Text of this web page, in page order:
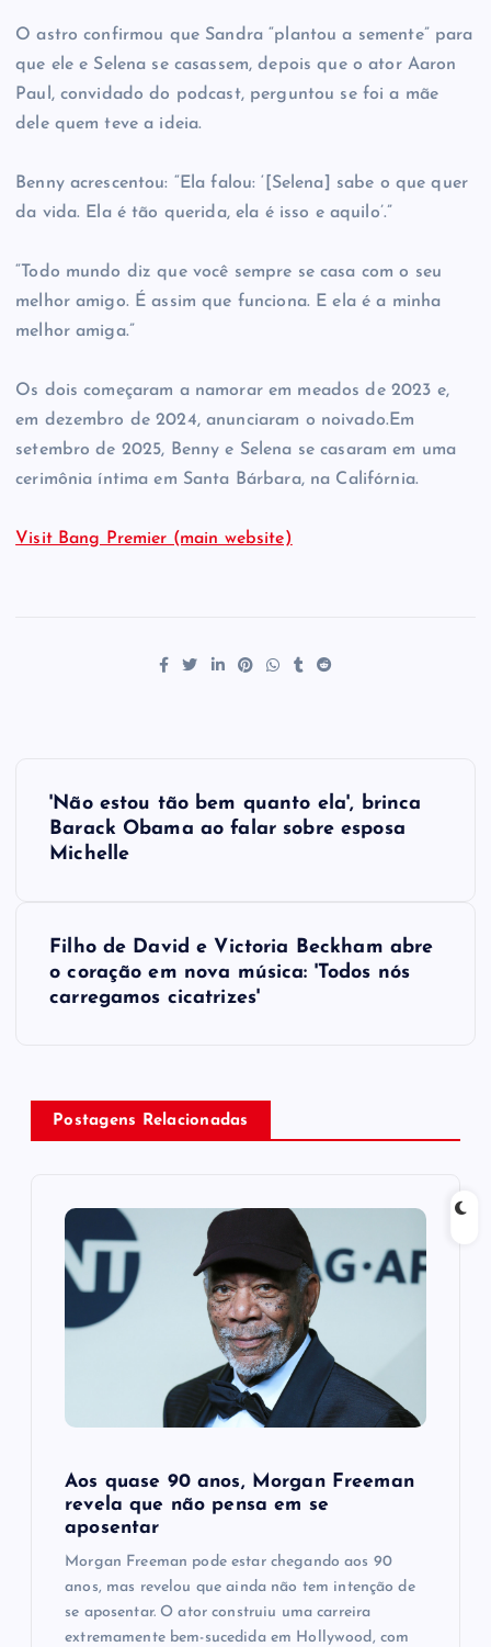
O astro confirmou que Sandra “plantou a semente” para
que ele e Selena se casassem, depois que o ator Aaron
Paul, convidado do podcast, perguntou se foi a mãe
dele quem teve a ideia.
Benny acrescentou: “Ela falou: ‘[Selena] sabe o que quer
da vida. Ela é tão querida, ela é isso e aquilo’.”
“Todo mundo diz que você sempre se casa com o seu
melhor amigo. É assim que funciona. E ela é a minha
melhor amiga.”
Os dois começaram a namorar em meados de 2023 e,
em dezembro de 2024, anunciaram o noivado.Em
setembro de 2025, Benny e Selena se casaram em uma
cerimônia íntima em Santa Bárbara, na Califórnia.
Visit Bang Premier (main website)
v
'Não estou tão bem quanto ela', brinca
Barack Obama ao falar sobre esposa
Michelle
Filho de David e Victoria Beckham abre
o coração em nova música: 'Todos nós
carregamos cicatrizes'
Postagens Relacionadas
Aos quase 90 anos, Morgan Freeman
revela que não pensa em se
aposentar
Morgan Freeman pode estar chegando aos 90
anos, mas revelou que ainda não tem intenção de
se aposentar. O ator construiu uma carreira
extremamente bem-sucedida em Hollywood, com